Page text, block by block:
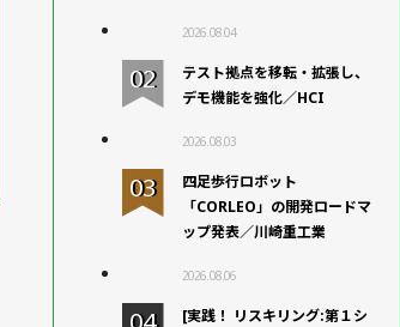
2026.08.04
テスト拠点を移転・拡張し、
デモ機能を強化／HCI
2026.08.03
四足歩行ロボット
「CORLEO」の開発ロードマ
ップ発表／川崎重工業
2026.08.06
[実践！ リスキリング:第１シ